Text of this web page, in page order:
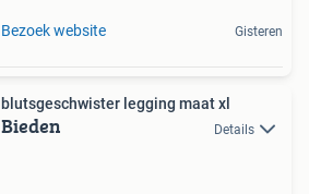
Bezoek website Gisteren
blutsgeschwister legging maat xl
Bieden Details